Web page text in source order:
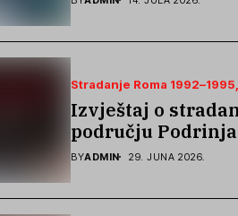
Stradanje Roma 1992–1995
Izvještaj o
području
Bosne 1992–1995.
BYADMIN 29. JUNA 2026.